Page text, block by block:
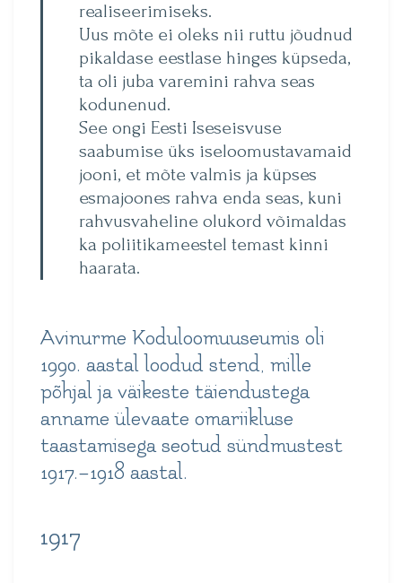
realiseerimiseks.
Uus mõte ei oleks nii ruttu jõudnud
pikaldase eestlase hinges küpseda,
ta oli juba varemini rahva seas
kodunenud.
See ongi Eesti Iseseisvuse
saabumise üks iseloomustavamaid
jooni, et mõte valmis ja küpses
esmajoones rahva enda seas, kuni
rahvusvaheline olukord võimaldas
ka poliitikameestel temast kinni
haarata.
Avinurme Koduloomuuseumis oli
1990. aastal loodud stend, mille
põhjal ja väikeste täiendustega
anname ülevaate omariikluse
taastamisega seotud sündmustest
1917.–1918 aastal.
1917